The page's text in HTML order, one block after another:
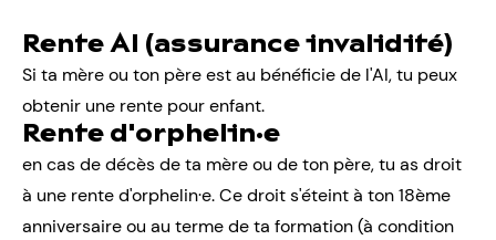
Rente AI (assurance invalidité)
Si ta mère ou ton père est au bénéficie de l'AI, tu peux
obtenir une rente pour enfant.
Rente d'orphelin·e
en cas de décès de ta mère ou de ton père, tu as droit
à une rente d'orphelin·e. Ce droit s'éteint à ton 18ème
anniversaire ou au terme de ta formation (à condition